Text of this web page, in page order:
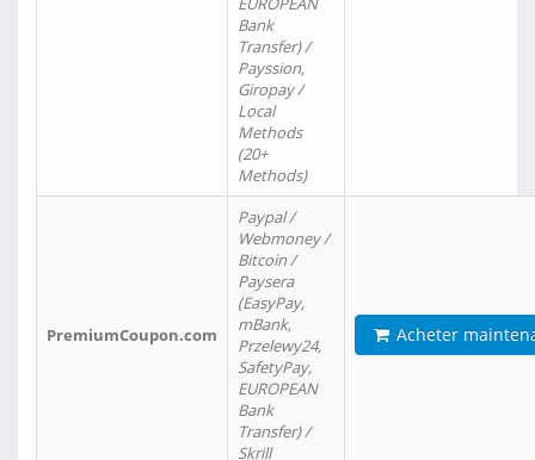
Bank
Transfer) /
Payssion,
Giropay /
Local
Methods
(20+
Methods)
PremiumCoupon.com
Paypal /
Webmoney /
Bitcoin /
Paysera
(EasyPay,
mBank,
Przelewy24,
SafetyPay,
EUROPEAN
Bank
Transfer) /
Skrill
Acheter